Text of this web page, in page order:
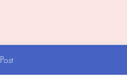
Post